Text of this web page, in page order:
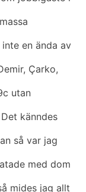
en ända av
Çarko,
utan
känndes
så var jag
med dom
mides jag allt